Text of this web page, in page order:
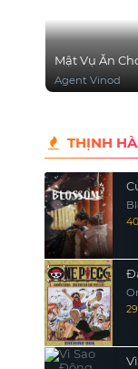
Mật Vụ Ăn
Agent Vinod
THỊNH